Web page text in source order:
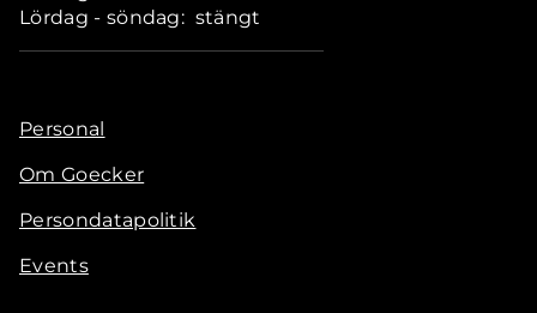
Lördag - söndag: stängt
Personal
Om Goecker
Persondatapolitik
Events